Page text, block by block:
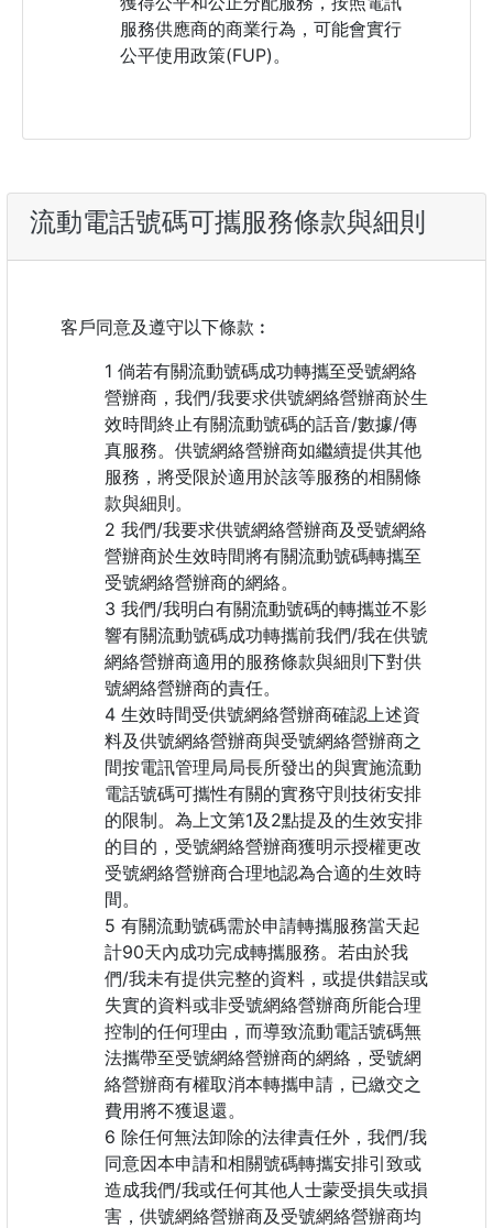
服務供應商的商業行為，可能會實行
公平使用政策(FUP)。
流動電話號碼可攜服務條款與細則
客戶同意及遵守以下條款︰
倘若有關流動號碼成功轉攜至受號網絡
營辦商，我們/我要求供號網絡營辦商於生
效時間終止有關流動號碼的話音/數據/傳
真服務。供號網絡營辦商如繼續提供其他
服務，將受限於適用於該等服務的相關條
款與細則。
我們/我要求供號網絡營辦商及受號網絡
營辦商於生效時間將有關流動號碼轉攜至
受號網絡營辦商的網絡。
我們/我明白有關流動號碼的轉攜並不影
響有關流動號碼成功轉攜前我們/我在供號
網絡營辦商適用的服務條款與細則下對供
號網絡營辦商的責任。
生效時間受供號網絡營辦商確認上述資
料及供號網絡營辦商與受號網絡營辦商之
間按電訊管理局局長所發出的與實施流動
電話號碼可攜性有關的實務守則技術安排
的限制。為上文第1及2點提及的生效安排
的目的，受號網絡營辦商獲明示授權更改
受號網絡營辦商合理地認為合適的生效時
間。
有關流動號碼需於申請轉攜服務當天起
計90天內成功完成轉攜服務。若由於我
們/我未有提供完整的資料，或提供錯誤或
失實的資料或非受號網絡營辦商所能合理
控制的任何理由，而導致流動電話號碼無
法攜帶至受號網絡營辦商的網絡，受號網
絡營辦商有權取消本轉攜申請，已繳交之
費用將不獲退還。
除任何無法卸除的法律責任外，我們/我
同意因本申請和相關號碼轉攜安排引致或
造成我們/我或任何其他人士蒙受損失或損
害，供號網絡營辦商及受號網絡營辦商均